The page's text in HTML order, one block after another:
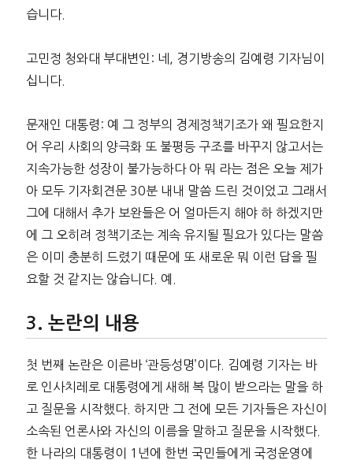
습니다.
고민정 청와대 부대변인: 네, 경기방송의 김예령 기자님이
십니다.
문재인 대통령: 예 그 정부의 경제정책기조가 왜 필요한지
어 우리 사회의 양극화 또 불평등 구조를 바꾸지 않고서는
지속가능한 성장이 불가능하다 아 뭐 라는 점은 오늘 제가
아 모두 기자회견문 30분 내내 말씀 드린 것이었고 그래서
그에 대해서 추가 보완들은 어 얼마든지 해야 하 하겠지만
에 그 오히려 정책기조는 계속 유지될 필요가 있다는 말씀
은 이미 충분히 드렸기 때문에 또 새로운 뭐 이런 답을 필
요할 것 같지는 않습니다. 예.
논란의 내용
첫 번째 논란은 이른바 ‘관등성명’이다. 김예령 기자는 바
로 인사치레로 대통령에게 새해 복 많이 받으라는 말을 하
고 질문을 시작했다. 하지만 그 전에 모든 기자들은 자신이
소속된 언론사와 자신의 이름을 말하고 질문을 시작했다.
한 나라의 대통령이 1년에 한번 국민들에게 국정운영에